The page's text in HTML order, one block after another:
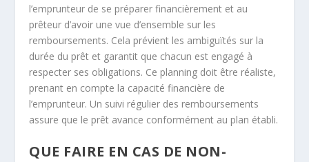
l’emprunteur de se préparer financièrement et au
prêteur d’avoir une vue d’ensemble sur les
remboursements. Cela prévient les ambiguïtés sur la
durée du prêt et garantit que chacun est engagé à
respecter ses obligations. Ce planning doit être réaliste,
prenant en compte la capacité financière de
l’emprunteur. Un suivi régulier des remboursements
assure que le prêt avance conformément au plan établi.
QUE FAIRE EN CAS DE NON-